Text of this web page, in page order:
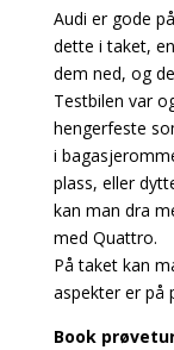
Audi er gode
dette i taket,
dem ned, og
Testbilen var
hengerfeste
i
plass, eller
kan man dra
med Quattro.
På taket kan
aspekter er på
Book